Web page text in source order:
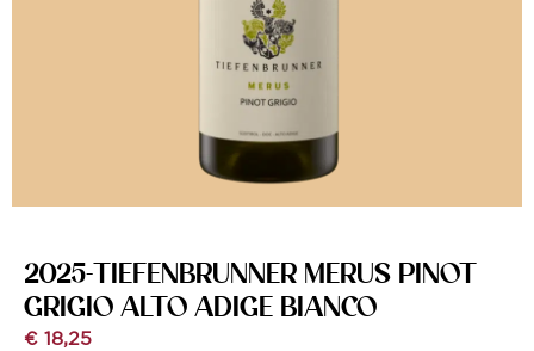
2025-TIEFENBRUNNER MERUS PINOT
GRIGIO ALTO ADIGE BIANCO
€ 18,25